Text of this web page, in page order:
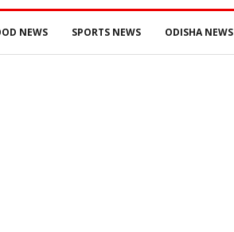
NEWS SPORTS NEWS ODISHA NEWS